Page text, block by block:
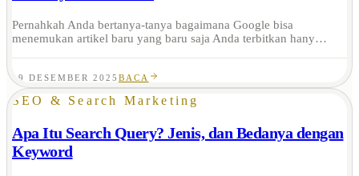
Pernahkah Anda bertanya-tanya bagaimana Google bisa
menemukan artikel baru yang baru saja Anda terbitkan hany…
19 DESEMBER 2025 BACA
SEO & Search Marketing
Apa Itu Search Query? Jenis, dan Bedanya dengan
Keyword